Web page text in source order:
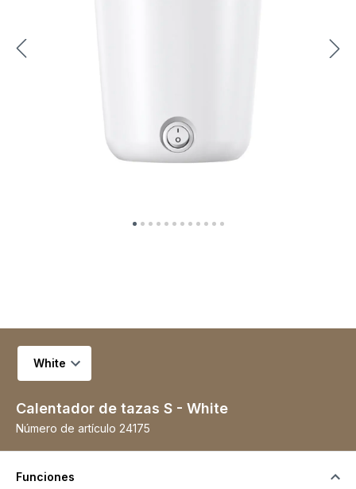
Seleccionar variante
Calentador de tazas S - White
Número de artículo 24175
Funciones